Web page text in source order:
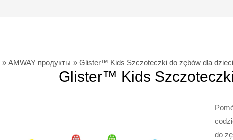
AMWAY продукты Glister™ Kids Szczoteczki do zębów dla dzieci
Glister™ Kids
do